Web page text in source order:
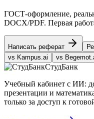
ГОСТ-оформление,
DOCX/PDF. Первая
Написать реферат
vs Kampus.ai
vs
СтудБанк
Учебный кабинет с ИИ:
презентации и
только за доступ к